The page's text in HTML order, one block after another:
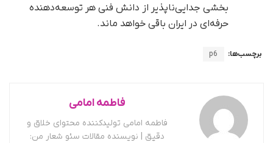
بخشی جدایی‌ناپذیر از دانش فنی هر توسعه‌دهنده
حرفه‌ای در ایران باقی خواهد ماند.
برچسب‌ها: p6
فاطمه امامی
فاطمه امامی تولیدکننده محتوای خلاق و
دقیق | نویسنده مقالات سئو شعار من: